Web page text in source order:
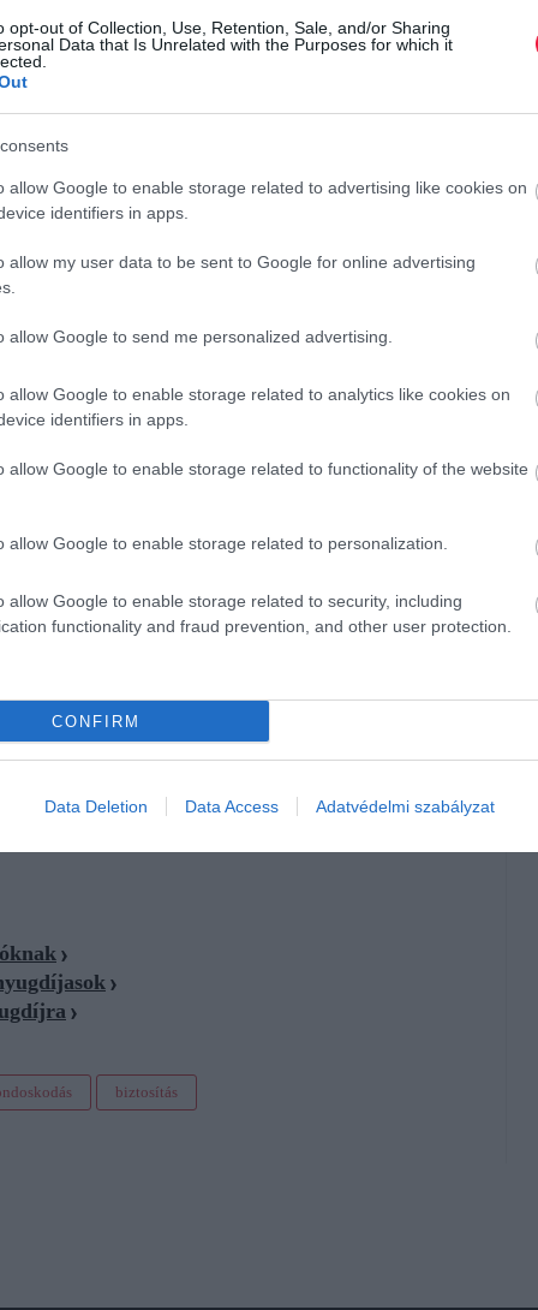
opt-out of Collection, Use, Retention, Sale, and/or Sharing
Data that Is Unrelated with the Purposes for which it
allow Google to enable storage related to advertising like cookies on
identifiers in apps.
allow my user data to be sent to Google for online advertising
allow Google to send me personalized advertising.
allow Google to enable storage related to analytics like cookies on
identifiers in apps.
allow Google to enable storage related to functionality of the website
allow Google to enable storage related to personalization.
allow Google to enable storage related to security, including
functionality and fraud prevention, and other user protection.
CONFIRM
Data Deletion Data Access Adatvédelmi szabályzat
A szerződés pedig azt, hogy
el, hogy sokk legyen a nyugdíjba
ha nem fizetsz szja-t
minden évben visszautalja a megtakarításodra az általad
20%-át, maximum évi 130 000 forintot.
az 20-30 év alatt hozamokkal együtt akár több
ennek van egy alapfeltétele, hogy fizess személyi
NYESZ, nyugdíjbiztosítás — egyedül a
az, akinek a nyugdíjára gyűlik a pénz — ő kapja meg a
az, aki a biztosítóval megköti a szerződést és fizeti a
annak lennie.
Tehát ha nem fizetsz szja-t, de a
biztosítás